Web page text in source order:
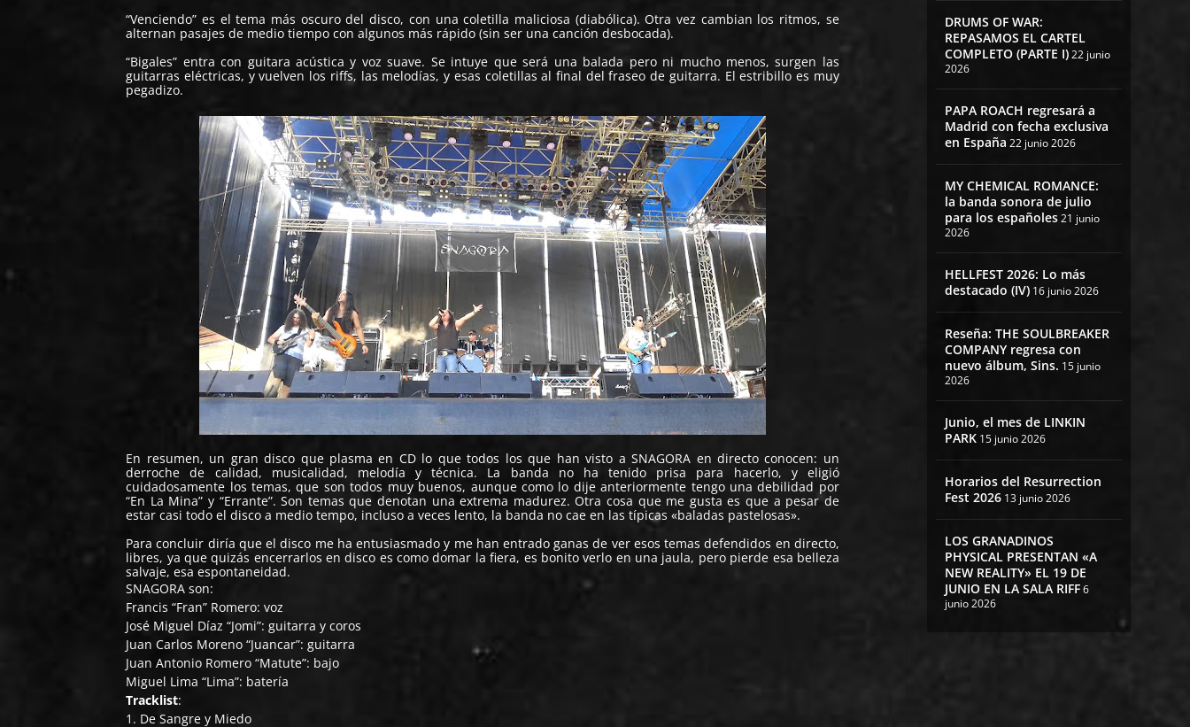
“Venciendo” es el tema más oscuro del disco, con una coletilla maliciosa (diabólica). Otra vez cambian los ritmos, se
alternan pasajes de medio tiempo con algunos más rápido (sin ser una canción desbocada).
“Bigales” entra con guitara acústica y voz suave. Se intuye que será una balada pero ni mucho menos, surgen las
guitarras eléctricas, y vuelven los riffs, las melodías, y esas coletillas al final del fraseo de guitarra. El estribillo es muy
pegadizo.
En resumen, un gran disco que plasma en CD lo que todos los que han visto aSNAGORA en directo conocen: un
derroche de calidad, musicalidad, melodía y técnica. La banda no ha tenido prisa para hacerlo, y eligió
cuidadosamente los temas, que son todos muy buenos, aunque como lo dije anteriormente tengo una debilidad por
“En La Mina” y “Errante”. Son temas que denotan una extrema madurez. Otra cosa que me gusta es que a pesar de
estar casi todo el disco a medio tempo, incluso a veces lento, la banda no cae en las típicas «baladas pastelosas».
Para concluir diría que el disco me ha entusiasmado y me han entrado ganas de ver esos temas defendidos en directo,
libres, ya que quizás encerrarlos en disco es como domar la fiera, es bonito verlo en una jaula, pero pierde esa belleza
salvaje, esa espontaneidad.
SNAGORA son:
Francis “Fran” Romero: voz
José Miguel Díaz “Jomi”: guitarra y coros
Juan Carlos Moreno “Juancar”: guitarra
Juan Antonio Romero “Matute”: bajo
Miguel Lima “Lima”: batería
Tracklist:
1. De Sangre y Miedo
DRUMS OF WAR:
REPASAMOS EL CARTEL
COMPLETO (PARTE I)22 junio
2026
PAPA ROACH regresará a
Madrid con fecha exclusiva
en España 22 junio 2026
MY CHEMICAL ROMANCE:
la banda sonora de julio
para los españoles21 junio
2026
HELLFEST 2026: Lo más
destacado (IV) 16 junio 2026
Reseña: THE SOULBREAKER
COMPANY regresa con
nuevo álbum, Sins. 15 junio
2026
Junio, el mes de LINKIN
PARK 15 junio 2026
Horarios del Resurrection
Fest 2026 13 junio 2026
LOS GRANADINOS
PHYSICAL PRESENTAN «A
NEW REALITY» EL 19 DE
JUNIO EN LA SALA RIFF6
junio 2026